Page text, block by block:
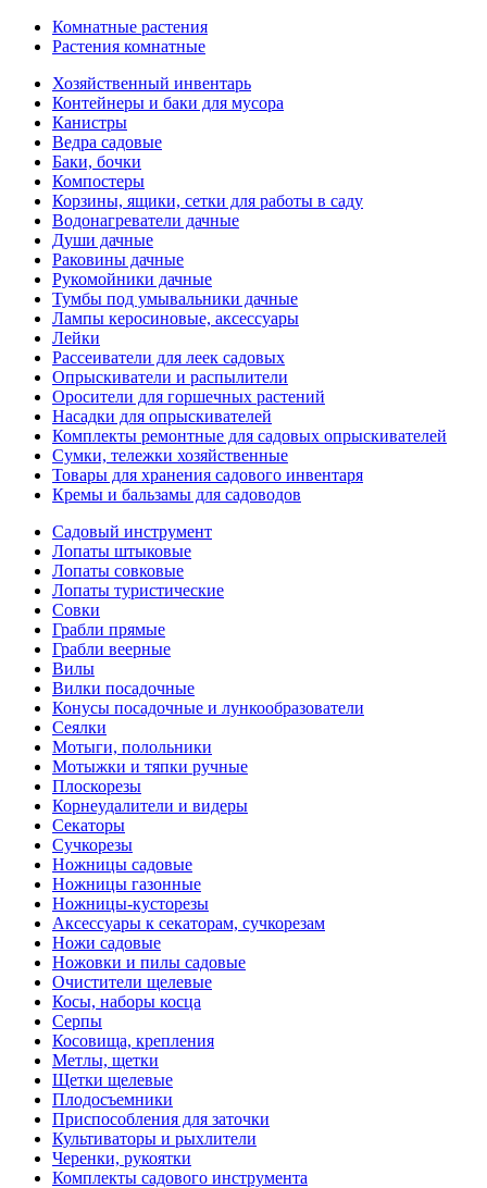
Комнатные растения
Растения комнатные
Хозяйственный инвентарь
Контейнеры и баки для мусора
Канистры
Ведра садовые
Баки, бочки
Компостеры
Корзины, ящики, сетки для работы в саду
Водонагреватели дачные
Души дачные
Раковины дачные
Рукомойники дачные
Тумбы под умывальники дачные
Лампы керосиновые, аксессуары
Лейки
Рассеиватели для леек садовых
Опрыскиватели и распылители
Оросители для горшечных растений
Насадки для опрыскивателей
Комплекты ремонтные для садовых опрыскивателей
Сумки, тележки хозяйственные
Товары для хранения садового инвентаря
Кремы и бальзамы для садоводов
Садовый инструмент
Лопаты штыковые
Лопаты совковые
Лопаты туристические
Совки
Грабли прямые
Грабли веерные
Вилы
Вилки посадочные
Конусы посадочные и лункообразователи
Сеялки
Мотыги, полольники
Мотыжки и тяпки ручные
Плоскорезы
Корнеудалители и видеры
Секаторы
Сучкорезы
Ножницы садовые
Ножницы газонные
Ножницы-кусторезы
Аксессуары к секаторам, сучкорезам
Ножи садовые
Ножовки и пилы садовые
Очистители щелевые
Косы, наборы косца
Серпы
Косовища, крепления
Метлы, щетки
Щетки щелевые
Плодосъемники
Приспособления для заточки
Культиваторы и рыхлители
Черенки, рукоятки
Комплекты садового инструмента